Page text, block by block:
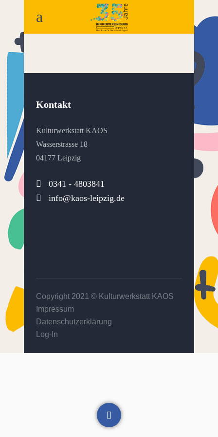
Kontakt
Kulturwerkstatt KAOS
Wasserstrasse 18
04177 Leipzig
0341 - 4803841
info@kaos-leipzig.de
Copyright 2021 © Kulturwerkstatt KAOS
Impressum
Datenschutzerklärung
Log-In